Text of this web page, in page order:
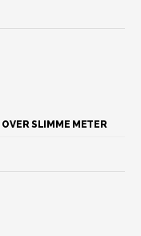
SLIMME METER